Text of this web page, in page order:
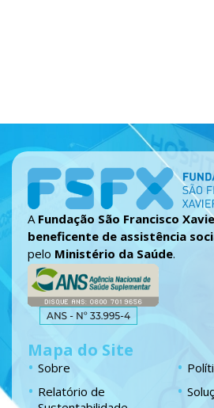
A Fundação São Francisco
beneficente de assistência
pelo Ministério da Saúde.
Mapa do Site
Sobre
Relatório de